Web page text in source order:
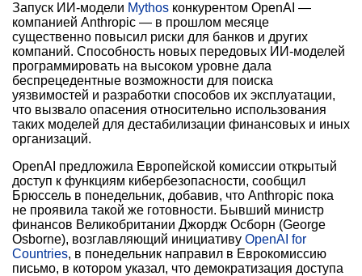
Запуск ИИ-модели Mythos конкурентом OpenAI —
компанией Anthropic — в прошлом месяце
существенно повысил риски для банков и других
компаний. Способность новых передовых ИИ-моделей
программировать на высоком уровне дала
беспрецедентные возможности для поиска
уязвимостей и разработки способов их эксплуатации,
что вызвало опасения относительно использования
таких моделей для дестабилизации финансовых и иных
организаций.
OpenAI предложила Европейской комиссии открытый
доступ к функциям кибербезопасности, сообщил
Брюссель в понедельник, добавив, что Anthropic пока
не проявила такой же готовности. Бывший министр
финансов Великобритании Джордж Осборн (George
Osborne), возглавляющий инициативу OpenAI for
Countries, в понедельник направил в Еврокомиссию
письмо, в котором указал, что демократизация доступа